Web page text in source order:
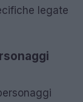
legate